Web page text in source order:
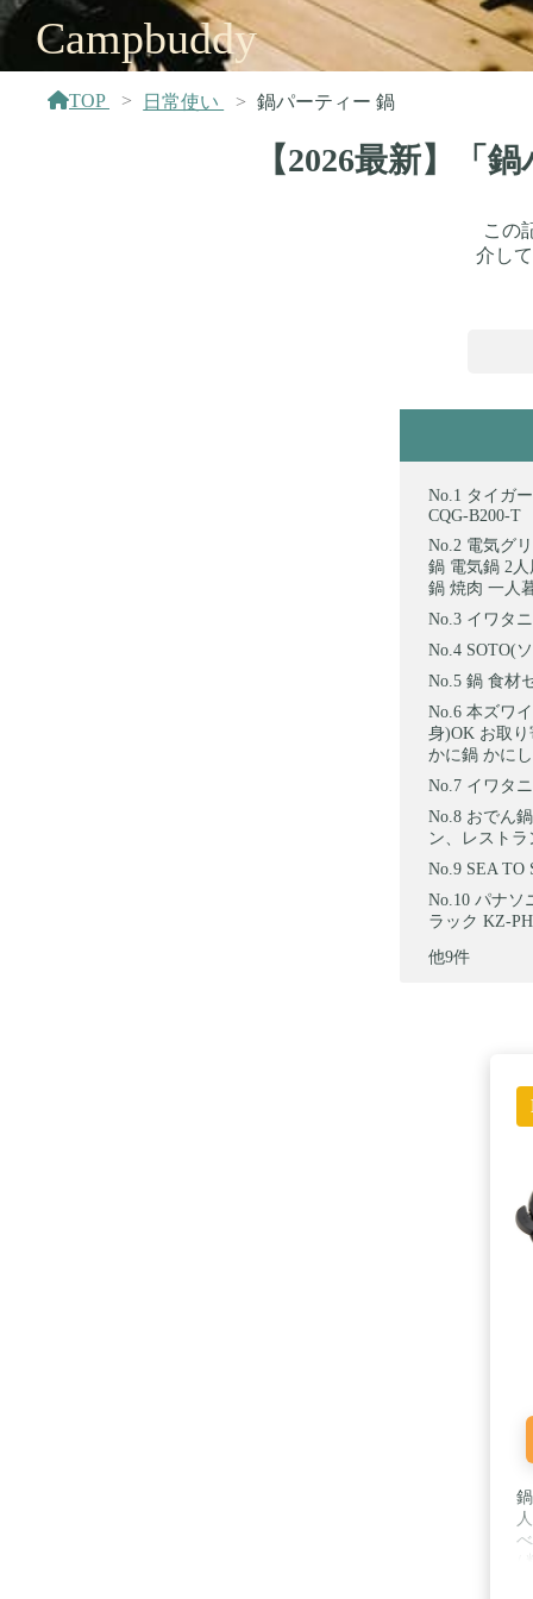
Campbuddy
TOP 日常使い 鍋パーティー 鍋
【2026最新】「
この
介し
タイガ
CQG-B200-T
電気グ
鍋 電気鍋 2
鍋 焼肉 一人
イワタ
SOTO(
鍋 食材
本ズワ
身)OK お取
かに鍋 かに
イワタ
おでん
ン、レスト
SEA TO
パナソ
ラック KZ-
他9件